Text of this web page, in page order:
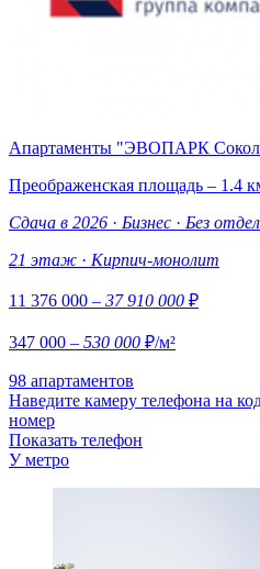
Апартаменты "ЭВОПАРК
Преображенская площадь – 1.4
Сдача в 2026 · Бизнес · Без
21 этаж · Кирпич-монолит
11 376 000 – 37 910 000 ₽
347 000 – 530 000 ₽/м²
98 апартаментов
Наведите камеру телефона на
номер
Показать телефон
У метро